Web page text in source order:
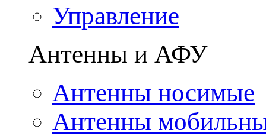
Управление
Антенны и АФУ
Антенны носимые
Антенны